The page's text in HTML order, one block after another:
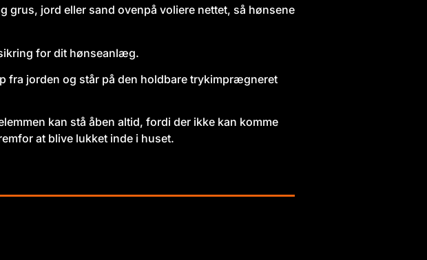
jord eller sand ovenpå voliere nettet, så hønsene
for dit hønseanlæg.
jorden og står på den holdbare trykimprægneret
kan stå åben altid, fordi der ikke kan komme
at blive lukket inde i huset.